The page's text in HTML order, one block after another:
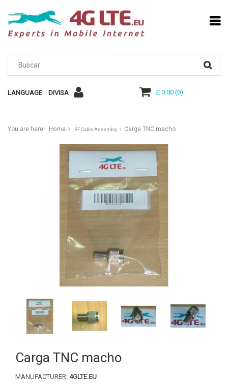
LANGUAGE DIVISA £ 0.00(0)
You are here: Home RF Cable Assembly Carga TNC macho
Carga TNC macho
MANUFACTURER: 4GLTE.EU